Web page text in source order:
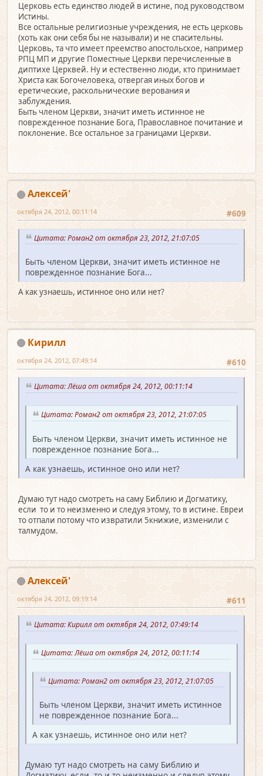
Церковь есть единство людей в истине, под руководством
Истины.
Все остальные религиозные учреждения, не есть церковь
(хоть как они себя бы не называли) и не спасительны.
Церковь, та что имеет преемство апостольское, например
РПЦ МП и другие Поместные Церкви перечисленные в
диптихе Церквей. Ну и естественно люди, кто принимает
Христа как Богочеловека, отвергая иных богов и
еретические, раскольнические верования и
заблуждения.
Быть членом Церкви, значит иметь истинное не
поврежденное познание Бога, Православное почитание и
поклонение. Все остальное за границами Церкви.
Алексей'
#609
октября 24, 2012, 00:11:14
Цитата: Роман2 от октября 23, 2012, 21:07:05
Быть членом Церкви, значит иметь истинное не
поврежденное познание Бога...
А как узнаешь, истинное оно или нет?
Кирилл
#610
октября 24, 2012, 07:49:14
Цитата: Лёша от октября 24, 2012, 00:11:14
Цитата: Роман2 от октября 23, 2012, 21:07:05
Быть членом Церкви, значит иметь истинное не
поврежденное познание Бога...
А как узнаешь, истинное оно или нет?
Думаю тут надо смотреть на саму Библию и Догматику,
если то и то неизменно и следуя этому, то в истине. Евреи
то отпали потому что извратили 5книжие, изменили с
талмудом.
Алексей'
#611
октября 24, 2012, 09:19:14
Цитата: Кирилл от октября 24, 2012, 07:49:14
Цитата: Лёша от октября 24, 2012, 00:11:14
Цитата: Роман2 от октября 23, 2012, 21:07:05
Быть членом Церкви, значит иметь истинное
не поврежденное познание Бога...
А как узнаешь, истинное оно или нет?
Думаю тут надо смотреть на саму Библию и